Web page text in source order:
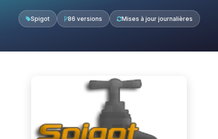
Spigot 86 versions Mises à jour journalières